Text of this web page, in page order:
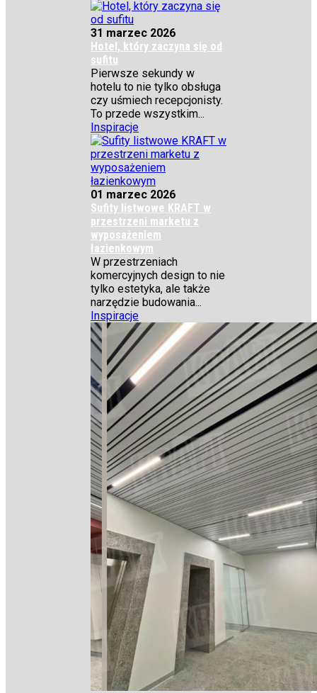
31 marzec 2026
Hotel, który zaczyna się od
sufitu
Pierwsze sekundy w
hotelu to nie tylko obsługa
czy uśmiech recepcjonisty.
To przede wszystkim...
Inspiracje
01 marzec 2026
Sufity listwowe KRAFT w
przestrzeni marketu z
wyposażeniem
łazienkowym
W przestrzeniach
komercyjnych design to nie
tylko estetyka, ale także
narzędzie budowania...
Inspiracje